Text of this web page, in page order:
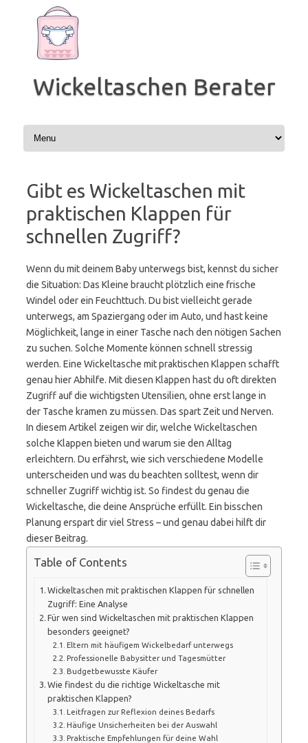
springen
Wickeltaschen Berater
Gibt es Wickeltaschen mit
praktischen Klappen für
schnellen Zugriff?
Wenn du mit deinem Baby unterwegs bist, kennst du sicher
die Situation: Das Kleine braucht plötzlich eine frische
Windel oder ein Feuchttuch. Du bist vielleicht gerade
unterwegs, am Spaziergang oder im Auto, und hast keine
Möglichkeit, lange in einer Tasche nach den nötigen Sachen
zu suchen. Solche Momente können schnell stressig
werden. Eine Wickeltasche mit praktischen Klappen schafft
genau hier Abhilfe. Mit diesen Klappen hast du oft direkten
Zugriff auf die wichtigsten Utensilien, ohne erst lange in
der Tasche kramen zu müssen. Das spart Zeit und Nerven.
In diesem Artikel zeigen wir dir, welche Wickeltaschen
solche Klappen bieten und warum sie den Alltag
erleichtern. Du erfährst, wie sich verschiedene Modelle
unterscheiden und was du beachten solltest, wenn dir
schneller Zugriff wichtig ist. So findest du genau die
Wickeltasche, die deine Ansprüche erfüllt. Ein bisschen
Planung erspart dir viel Stress – und genau dabei hilft dir
dieser Beitrag.
Table of Contents
Wickeltaschen mit praktischen Klappen für schnellen
Zugriff: Eine Analyse
Für wen sind Wickeltaschen mit praktischen Klappen
besonders geeignet?
Eltern mit häufigem Wickelbedarf unterwegs
Professionelle Babysitter und Tagesmütter
Budgetbewusste Käufer
Wie findest du die richtige Wickeltasche mit
praktischen Klappen?
Leitfragen zur Reflexion deines Bedarfs
Häufige Unsicherheiten bei der Auswahl
Praktische Empfehlungen für deine Wahl